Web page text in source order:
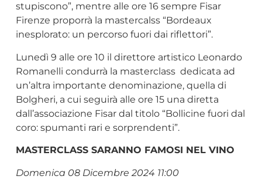
stupiscono”, mentre alle ore 16 sempre Fisar
Firenze proporrà la mastercalss “Bordeaux
inesplorato: un percorso fuori dai riflettori”.
Lunedì 9 alle ore 10 il direttore artistico Leonardo
Romanelli condurrà la masterclass dedicata ad
un’altra importante denominazione, quella di
Bolgheri, a cui seguirà alle ore 15 una diretta
dall’associazione Fisar dal titolo “Bollicine fuori dal
coro: spumanti rari e sorprendenti”.
MASTERCLASS SARANNO FAMOSI NEL VINO
Domenica 08 Dicembre 2024 11:00